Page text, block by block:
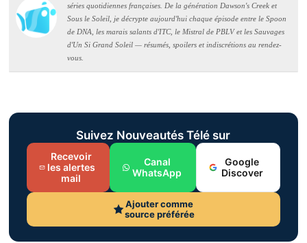
séries quotidiennes françaises. De la génération Dawson's Creek et
Sous le Soleil, je décrypte aujourd'hui chaque épisode entre le Spoon
de DNA, les marais salants d'ITC, le Mistral de PBLV et les Sauvages
d'Un Si Grand Soleil — résumés, spoilers et indiscrétions au rendez-
vous.
Suivez Nouveautés Télé sur
Recevoir
les alertes
mail
Canal
WhatsApp
Google
Discover
Ajouter comme
source préférée